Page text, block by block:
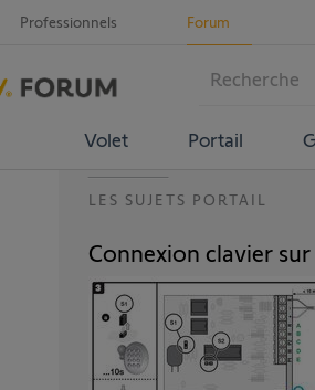
Professionnels Forum
Volet Portail
LES SUJETS PORTAIL
Connexion clavier